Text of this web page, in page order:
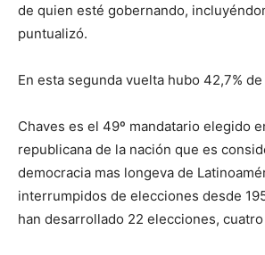
de quien esté gobernando,
puntualizó.
En esta segunda vuelta hubo 42,7%
Chaves es el 49º mandatario elegido
republicana de la nación que es
democracia mas longeva de
interrumpidos de elecciones desde
han desarrollado 22 elecciones,